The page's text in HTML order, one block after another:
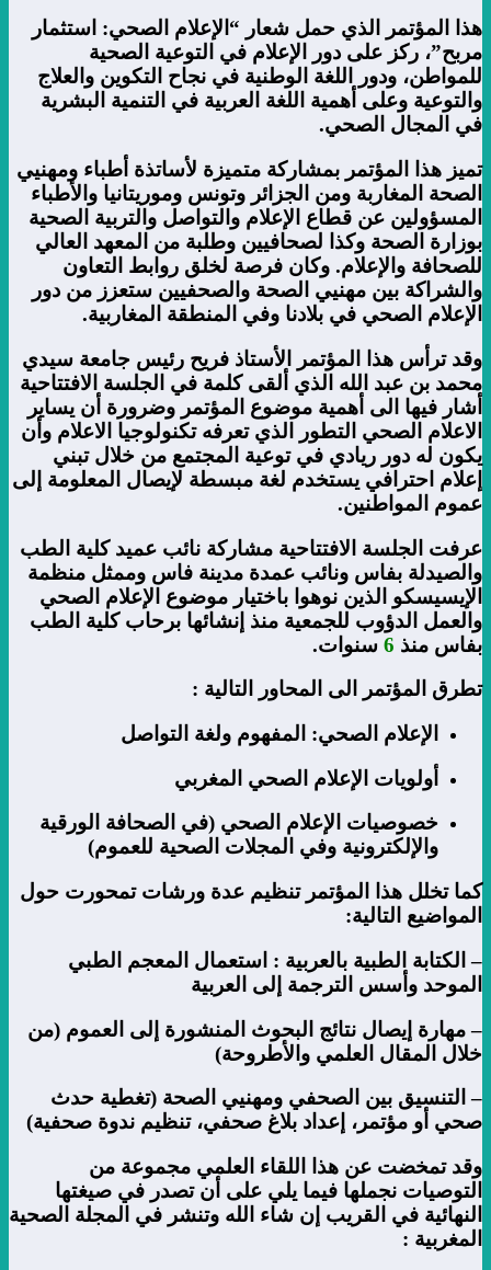
هذا المؤتمر الذي حمل شعار “الإعلام الصحي: استثمار
مربح”، ركز على دور الإعلام في التوعية الصحية
للمواطن، ودور اللغة الوطنية في نجاح التكوين والعلاج
والتوعية وعلى أهمية اللغة العربية في التنمية البشرية
في المجال الصحي.
تميز هذا المؤتمر بمشاركة متميزة لأساتذة أطباء ومهنيي
الصحة المغاربة ومن الجزائر وتونس وموريتانيا والأطباء
المسؤولين عن قطاع الإعلام والتواصل والتربية الصحية
بوزارة الصحة وكذا لصحافيين وطلبة من المعهد العالي
للصحافة والإعلام. وكان فرصة لخلق روابط التعاون
والشراكة بين مهنيي الصحة والصحفيين ستعزز من دور
الإعلام الصحي في بلادنا وفي المنطقة المغاربية.
وقد ترأس هذا المؤتمر الأستاذ فريح رئيس جامعة سيدي
محمد بن عبد الله الذي ألقى كلمة في الجلسة الافتتاحية
أشار فيها الى أهمية موضوع المؤتمر وضرورة أن يساير
الاعلام الصحي التطور الذي تعرفه تكنولوجيا الاعلام وأن
يكون له دور ريادي في توعية المجتمع من خلال تبني
إعلام احترافي يستخدم لغة مبسطة لإيصال المعلومة إلى
عموم المواطنين.
عرفت الجلسة الافتتاحية مشاركة نائب عميد كلية الطب
والصيدلة بفاس ونائب عمدة مدينة فاس وممثل منظمة
الإيسيسكو الذين نوهوا باختيار موضوع الإعلام الصحي
والعمل الدؤوب للجمعية منذ إنشائها برحاب كلية الطب
بفاس منذ 6 سنوات.
تطرق المؤتمر الى المحاور التالية :
الإعلام الصحي: المفهوم ولغة التواصل
أولويات الإعلام الصحي المغربي
خصوصيات الإعلام الصحي (في الصحافة الورقية
والإلكترونية وفي المجلات الصحية للعموم)
كما تخلل هذا المؤتمر تنظيم عدة ورشات تمحورت حول
المواضيع التالية:
– الكتابة الطبية بالعربية : استعمال المعجم الطبي
الموحد وأسس الترجمة إلى العربية
– مهارة إيصال نتائج البحوث المنشورة إلى العموم (من
خلال المقال العلمي والأطروحة)
– التنسيق بين الصحفي ومهنيي الصحة (تغطية حدث
صحي أو مؤتمر، إعداد بلاغ صحفي، تنظيم ندوة صحفية)
وقد تمخضت عن هذا اللقاء العلمي مجموعة من
التوصيات نجملها فيما يلي على أن تصدر في صيغتها
النهائية في القريب إن شاء الله وتنشر في المجلة الصحية
المغربية :